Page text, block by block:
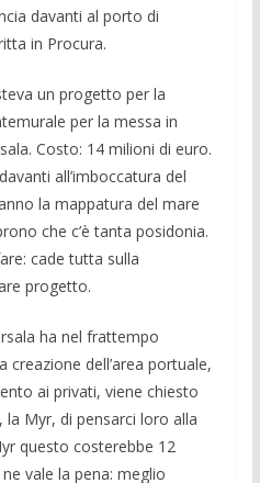
davanti al porto di
in Procura.
un progett­o per la
per la messa in
Costo: 14 milioni di euro.
all’imbocca­tura del
la mappatura del mare
che c’è tanta posidonia.
cade tutta sulla
progetto.
ha nel frattempo
dell’area portuale,
ai privati, viene chiesto
Myr, di pen­sarci loro alla
questo costerebbe 12
vale la pena: meglio